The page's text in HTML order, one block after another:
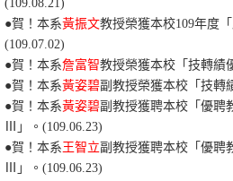
(109.08.21)
●賀！本系黃振文教授榮獲本校109年度
(109.07.02)
●賀！本系詹富智教授榮獲本校「技轉績
●賀！本系黃姿碧副教授榮獲本校「技轉
●賀！本系黃姿碧副教授獲聘本校「優聘
」。(109.06.23)
●賀！本系 王智立副教授獲聘本校「優聘
」。(109.06.23)